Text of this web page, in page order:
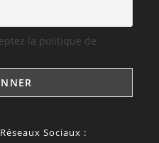
la politique de
Sociaux :